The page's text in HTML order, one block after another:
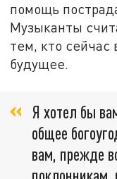
помощь
Музыканты
тем, кто сейчас
будущее.
Я хотел бы
общее
вам, прежде